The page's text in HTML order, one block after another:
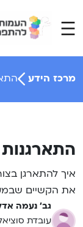
content
מרכז הידע
איך להתארגן
את הקשיים
גב' נעמה
עובדת